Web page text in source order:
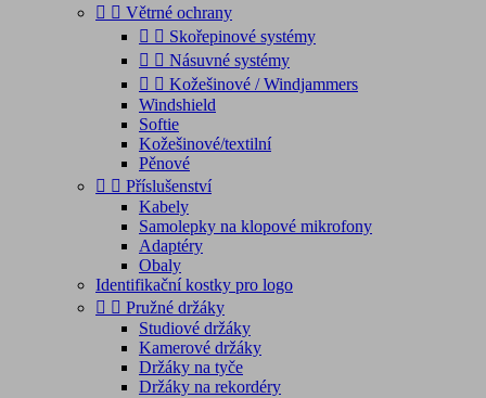
  Větrné ochrany
  Skořepinové systémy
  Násuvné systémy
  Kožešinové / Windjammers
Windshield
Softie
Kožešinové/textilní
Pěnové
  Příslušenství
Kabely
Samolepky na klopové mikrofony
Adaptéry
Obaly
Identifikační kostky pro logo
  Pružné držáky
Studiové držáky
Kamerové držáky
Držáky na tyče
Držáky na rekordéry